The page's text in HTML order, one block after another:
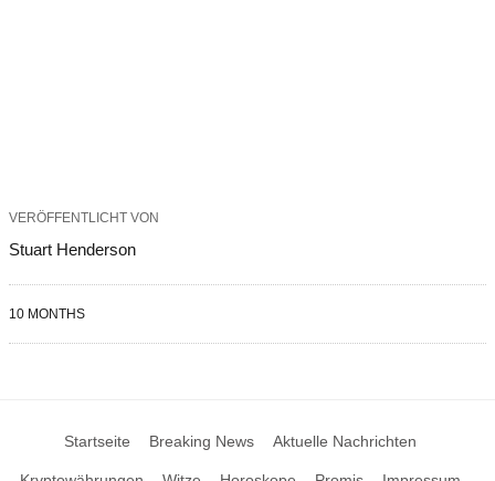
VERÖFFENTLICHT VON
Stuart Henderson
10 MONTHS
Startseite Breaking News Aktuelle Nachrichten